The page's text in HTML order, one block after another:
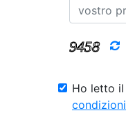
Ho letto il
condizioni